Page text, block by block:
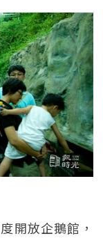
開放企鵝館，